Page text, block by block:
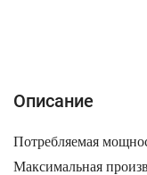
Описание
Потребляемая
Максимальная